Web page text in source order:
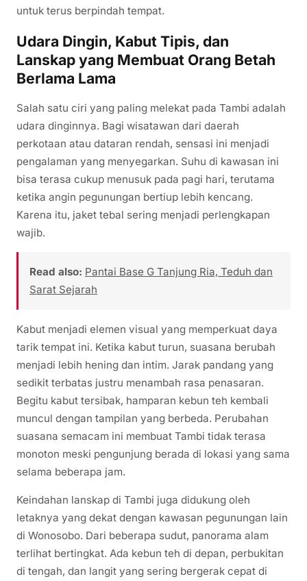
untuk terus berpindah tempat.
Udara Dingin, Kabut Tipis, dan
Lanskap yang Membuat Orang Betah
Berlama Lama
Salah satu ciri yang paling melekat pada Tambi adalah
udara dinginnya. Bagi wisatawan dari daerah
perkotaan atau dataran rendah, sensasi ini menjadi
pengalaman yang menyegarkan. Suhu di kawasan ini
bisa terasa cukup menusuk pada pagi hari, terutama
ketika angin pegunungan bertiup lebih kencang.
Karena itu, jaket tebal sering menjadi perlengkapan
wajib.
Read also: Pantai Base G Tanjung Ria, Teduh dan
Sarat Sejarah
Kabut menjadi elemen visual yang memperkuat daya
tarik tempat ini. Ketika kabut turun, suasana berubah
menjadi lebih hening dan intim. Jarak pandang yang
sedikit terbatas justru menambah rasa penasaran.
Begitu kabut tersibak, hamparan kebun teh kembali
muncul dengan tampilan yang berbeda. Perubahan
suasana semacam ini membuat Tambi tidak terasa
monoton meski pengunjung berada di lokasi yang sama
selama beberapa jam.
Keindahan lanskap di Tambi juga didukung oleh
letaknya yang dekat dengan kawasan pegunungan lain
di Wonosobo. Dari beberapa sudut, panorama alam
terlihat bertingkat. Ada kebun teh di depan, perbukitan
di tengah, dan langit yang sering bergerak cepat di